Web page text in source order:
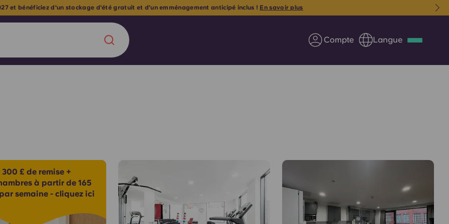
Compte Langue
d'une
étudiant
avec
S'associer à Yugo
FAQ
Informations pour les
parents
Blog
Entrer en contact
bénéficiez d'un stockage d'été gratuit et d'un emménagement anticipé inclus ! En savoir plus
300 £ de remise +
à partir de 165
semaine - cliquez ici